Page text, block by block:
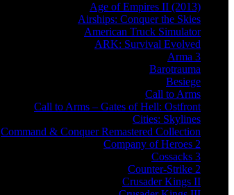
Age of Empires II (2013)
Airships: Conquer the Skies
American Truck Simulator
ARK: Survival Evolved
Arma 3
Barotrauma
Besiege
Call to Arms
Call to Arms – Gates of Hell: Ostfront
Cities: Skylines
Command & Conquer Remastered Collection
Company of Heroes 2
Cossacks 3
Counter-Strike 2
Crusader Kings II